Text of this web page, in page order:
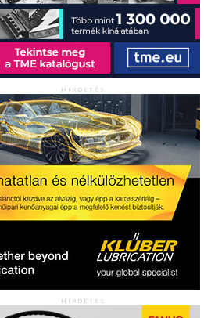
HIRDETÉS
HIRDETÉS